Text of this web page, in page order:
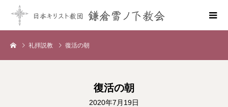
礼拝説教 復活の朝
復活の朝
2020年7月19日